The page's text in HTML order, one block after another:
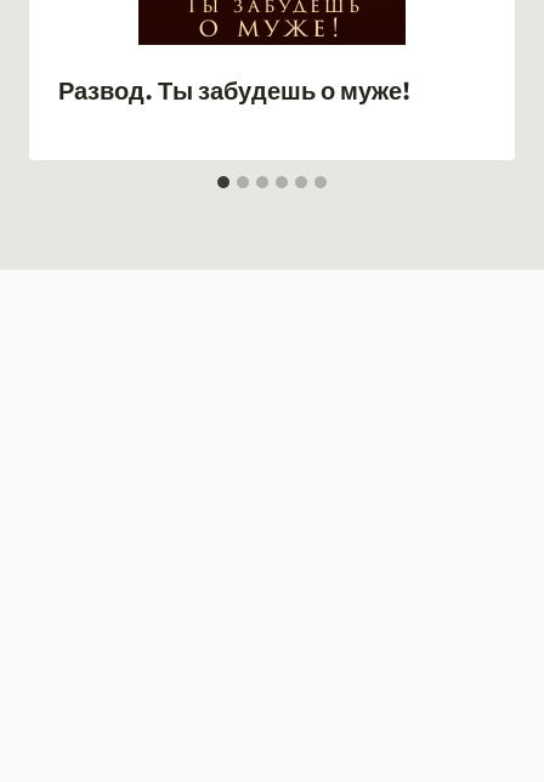
Развод. Ты забудешь о муже!